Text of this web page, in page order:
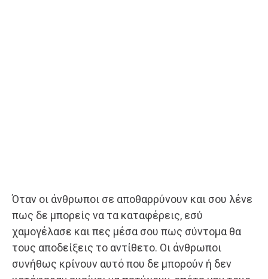
Όταν οι άνθρωποι σε αποθαρρύνουν και σου λένε
πως δε μπορείς να τα καταφέρεις, εσύ
χαμογέλασε και πες μέσα σου πως σύντομα θα
τους αποδείξεις το αντίθετο. Οι άνθρωποι
συνήθως κρίνουν αυτό που δε μπορούν ή δεν